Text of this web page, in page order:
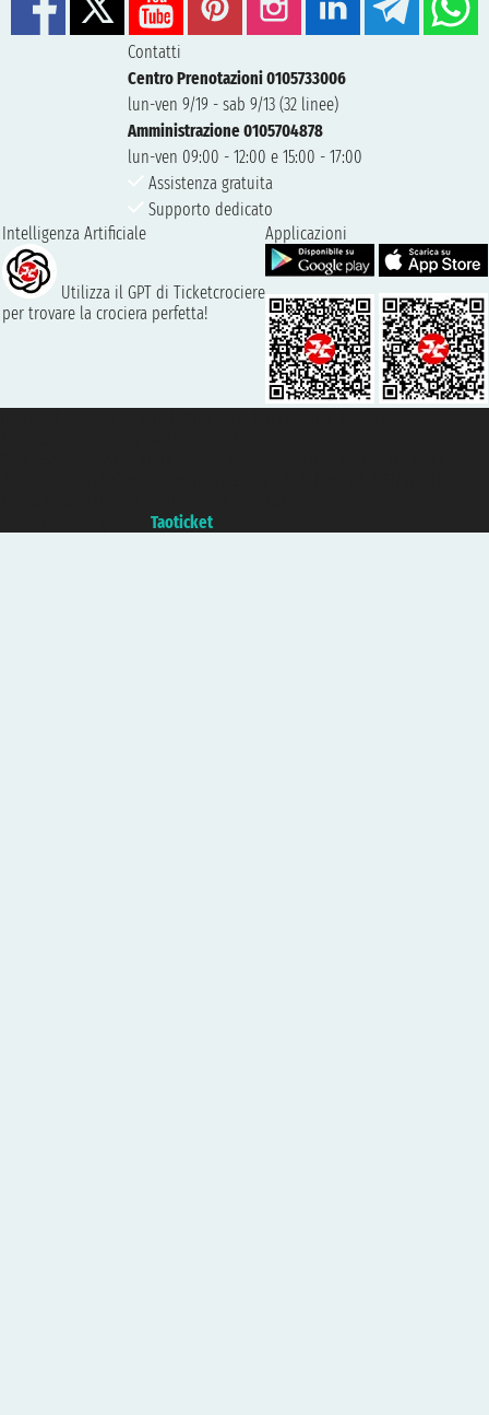
Contatti
Centro Prenotazioni 0105733006
lun-ven 9/19 - sab 9/13 (32 linee)
Amministrazione 0105704878
lun-ven 09:00 - 12:00 e 15:00 - 17:00
Assistenza gratuita
Supporto dedicato
Intelligenza Artificiale
Utilizza il GPT di Ticketcrociere
per trovare la crociera perfetta!
Applicazioni
Taoticket